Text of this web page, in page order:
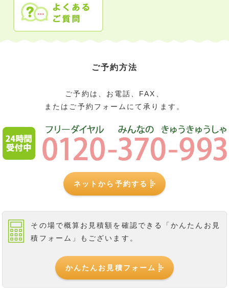
ご予約方法
ご予約は、お電話、FAX、
またはご予約フォームにて承ります。
ネットから予約する
その場で概算お見積額を確認できる
「かんたんお見
積フォーム」もございます。
かんたんお見積フォーム